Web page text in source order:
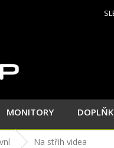
MONITORY
Na střih videa